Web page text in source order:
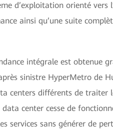
d’exploitation orienté
ainsi qu’une suite
intégrale est obtenue
sinistre HyperMetro de
centers différents de traiter
data center cesse de
services sans générer de